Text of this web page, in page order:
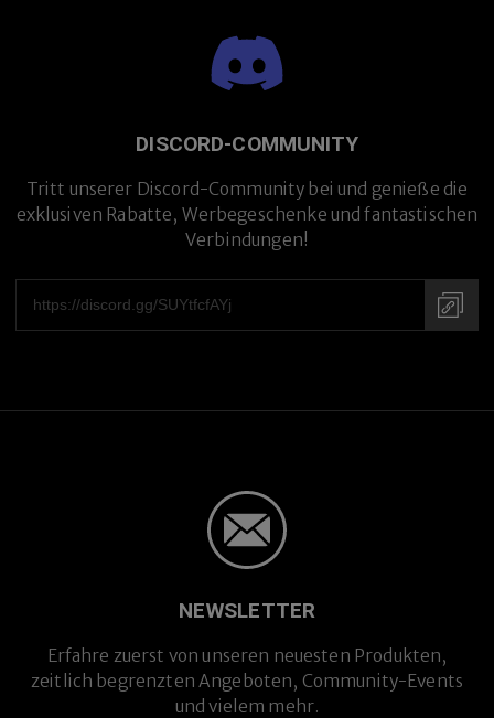
Premium-Titanlegierung
DISCORD-COMMUNITY
Tritt unserer Discord-Community bei und genieße die
exklusiven Rabatte, Werbegeschenke und fantastischen
Verbindungen!
NEWSLETTER
Erfahre zuerst von unseren neuesten Produkten,
zeitlich begrenzten Angeboten, Community-Events
und vielem mehr.